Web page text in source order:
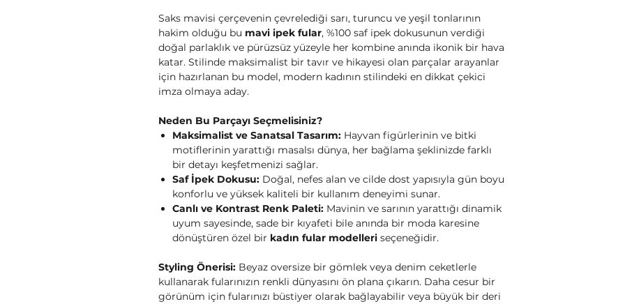
Saks mavisi çerçevenin çevrelediği sarı, turuncu ve yeşil tonlarının
hakim olduğu bu mavi ipek fular, %100 saf ipek dokusunun verdiği
doğal parlaklık ve pürüzsüz yüzeyle her kombine anında ikonik bir hava
katar. Stilinde maksimalist bir tavır ve hikayesi olan parçalar arayanlar
için hazırlanan bu model, modern kadının stilindeki en dikkat çekici
imza olmaya aday.
Neden Bu Parçayı Seçmelisiniz?
Maksimalist ve Sanatsal Tasarım: Hayvan figürlerinin ve bitki
motiflerinin yarattığı masalsı dünya, her bağlama şeklinizde farklı
bir detayı keşfetmenizi sağlar.
Saf İpek Dokusu: Doğal, nefes alan ve cilde dost yapısıyla gün boyu
konforlu ve yüksek kaliteli bir kullanım deneyimi sunar.
Canlı ve Kontrast Renk Paleti: Mavinin ve sarının yarattığı dinamik
uyum sayesinde, sade bir kıyafeti bile anında bir moda karesine
dönüştüren özel bir kadın fular modelleri seçeneğidir.
Styling Önerisi: Beyaz oversize bir gömlek veya denim ceketlerle
kullanarak fularınızın renkli dünyasını ön plana çıkarın. Daha cesur bir
görünüm için fularınızı büstiyer olarak bağlayabilir veya büyük bir deri